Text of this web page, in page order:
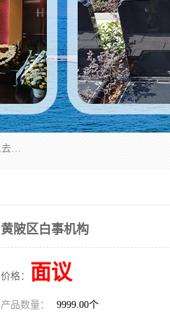
湖北殡仪一条龙,武汉殡葬一条龙,武汉办丧事服务专理红白佛事、病人临终关怀、医院或家中老人去世穿寿衣、灵车遗体接运、殡仪馆告别厅预约、办理火葬场手续、民俗丧事策划、遗体告别仪式、民俗礼仪服务、殡葬礼仪策划、陵园墓位导购、寺庙塔位择吉、往生功德策划、民俗功德策划、异地殡葬礼仪服务、异地骨灰接送返乡
黄陂区白事机构
价格： 面议
产品数量： 9999.00个